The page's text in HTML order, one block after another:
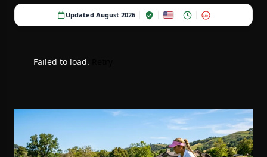
Updated August 2026 18+
Failed to load.